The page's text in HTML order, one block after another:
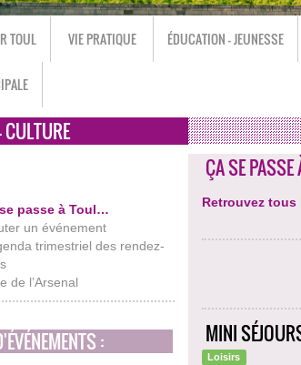
TOUL VIE PRATIQUE ÉDUCATION - JEUNESSE
passe à Toul…
un événement
trimestriel des rendez-
de l’Arsenal
:
ÇA SE
Retrouvez tous
MINI
Loisirs